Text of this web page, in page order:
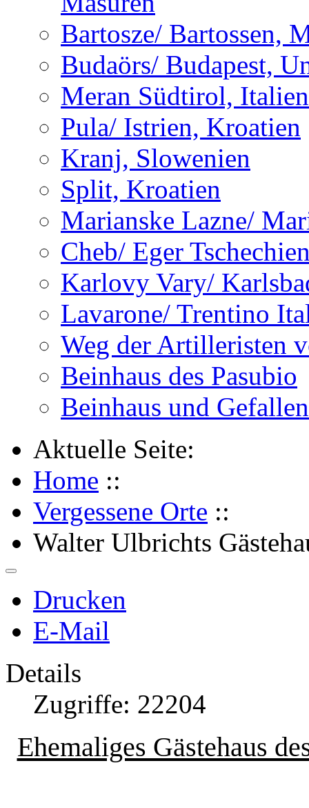
Bartosze/ Bartossen,
Budaörs/ Budapest,
Meran Südtirol, Italien
Pula/ Istrien, Kroatien
Kranj, Slowenien
Split, Kroatien
Marianske Lazne/
Cheb/ Eger
Karlovy Vary/
Lavarone/ Trentino
Weg der Artilleristen
Beinhaus des Pasubio
Beinhaus und
Aktuelle Seite:
Home ::
Vergessene Orte ::
Walter Ulbrichts
Drucken
E-Mail
Details
Zugriffe: 22204
Ehemaliges Gästehaus